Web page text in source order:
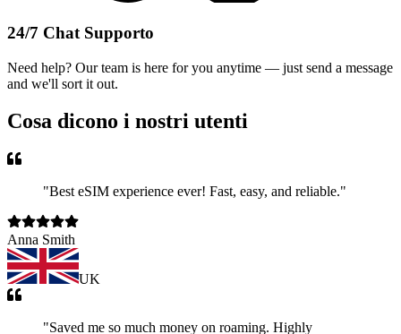
24/7 Chat Supporto
Need help? Our team is here for you anytime — just send a message
and we'll sort it out.
Cosa dicono i nostri utenti
"Best eSIM experience ever! Fast, easy, and reliable."
Anna Smith
UK
"Saved me so much money on roaming. Highly